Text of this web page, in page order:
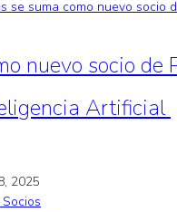
nuevo socio
Artificial
2025